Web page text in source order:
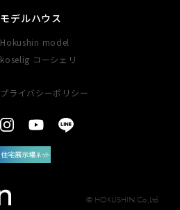
モデルハウス
Hokushin model
koselig コーシェリ
プライバシーポリシー
© HOKUSHIN Co.,Ltd.